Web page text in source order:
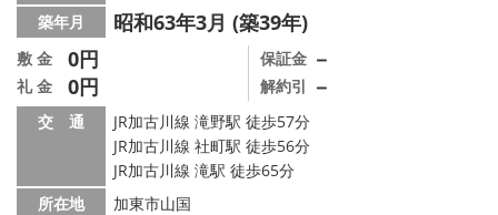
築年月 昭和63年3月 (築39年)
敷 金 0円
礼 金 0円
保証金 －
解約引 －
交 通
JR加古川線 滝野駅 徒歩57分
JR加古川線 社町駅 徒歩56分
JR加古川線 滝駅 徒歩65分
所在地
加東市山国